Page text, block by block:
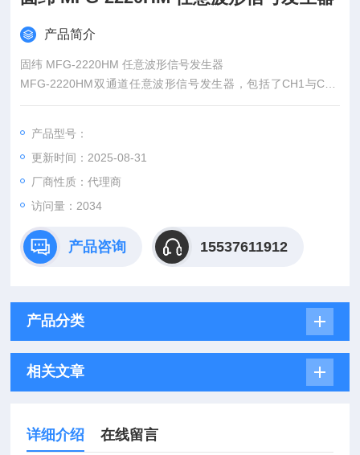
产品简介
固纬 MFG-2220HM 任意波形信号发生器
MFG-2220HM双通道任意波形信号发生器，包括了CH1与CH2
为两个最高频率为200MHz的等性能双通道AFG(任意波形信号发
的教学与产业的应用。
产品型号：
更新时间：2025-08-31
厂商性质：代理商
访问量：2034
产品咨询 15537611912
产品分类
相关文章
详细介绍 在线留言